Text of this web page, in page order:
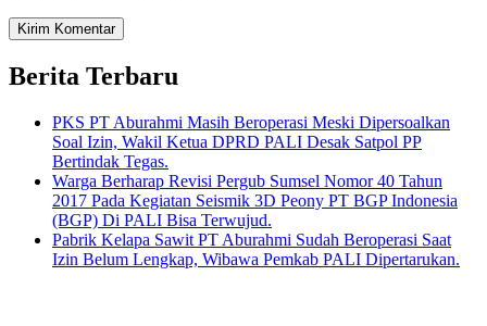
Berita Terbaru
PKS PT Aburahmi Masih Beroperasi Meski Dipersoalkan
Soal Izin, Wakil Ketua DPRD PALI Desak Satpol PP
Bertindak Tegas.
Warga Berharap Revisi Pergub Sumsel Nomor 40 Tahun
2017 Pada Kegiatan Seismik 3D Peony PT BGP Indonesia
(BGP) Di PALI Bisa Terwujud.
Pabrik Kelapa Sawit PT Aburahmi Sudah Beroperasi Saat
Izin Belum Lengkap, Wibawa Pemkab PALI Dipertarukan.